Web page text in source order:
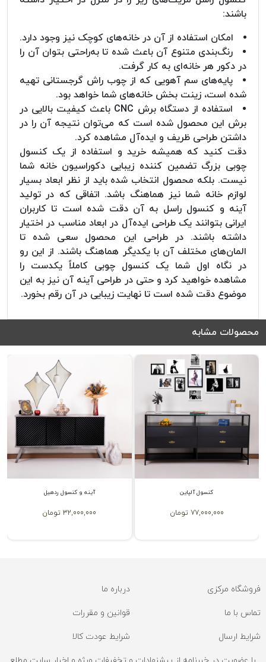
باشند:
امکان استفاده از آن در خانه‌های کوچک نیز وجود دارد.
رنگ‌بندی متنوع آن باعث شده تا به‌راحتی بتوان آن را
در دکور هر خانه‌ای به کار گرفت.
پایه‌های سم آهویی که از چوب راش گرجستانی تهیه
شده است، زینت بخش خانه‌های شما خواهد بود.
استفاده از دستگاه برش CNC باعث کیفیت بالایی در
برش این محصول شده است که می‌توان نتیجه آن را در
داشتن طراحی ظریف و ایده‌آل مشاهده کرد.
دقت کنید که همیشه خرید و استفاده از یک کنسول
چوبی بزرگ تضمین کننده زیبایی دکوراسیون خانه شما
نیست. بلکه محصول انتخاب شده باید از نظر ابعاد بسیار
لوازم خانه شما نیز هماهنگ باشد. اتفاقی که در تولید
آینه و کنسول راسل به آن دقت شده است تا کاربران
ایرانی بتوانند یک طراحی ایده‌آل در ابعاد مناسب در اختیار
داشته باشند. در طراحی این محصول سعی شده تا
المان‌های مختلف آن با یکدیگر هماهنگ باشند. از این رو
در نگاه اول شما یک کنسول چوبی کاملاً یکدست را
مشاهده خواهید کرد و حتی در طراحی آینه آن نیز به این
موضوع دقت شده است تا نهایت زیبایی در آن رقم بخورد.
محصولات مشابه
آینه و کنسول ردهیل
32,000,000 تومان
کنسول آلپاین
77,000,000 تومان
فروشگاه مرکزی درباره ما
تماس با ما قوانین و مقررات
شرایط ارسال شرایط عودت کالا